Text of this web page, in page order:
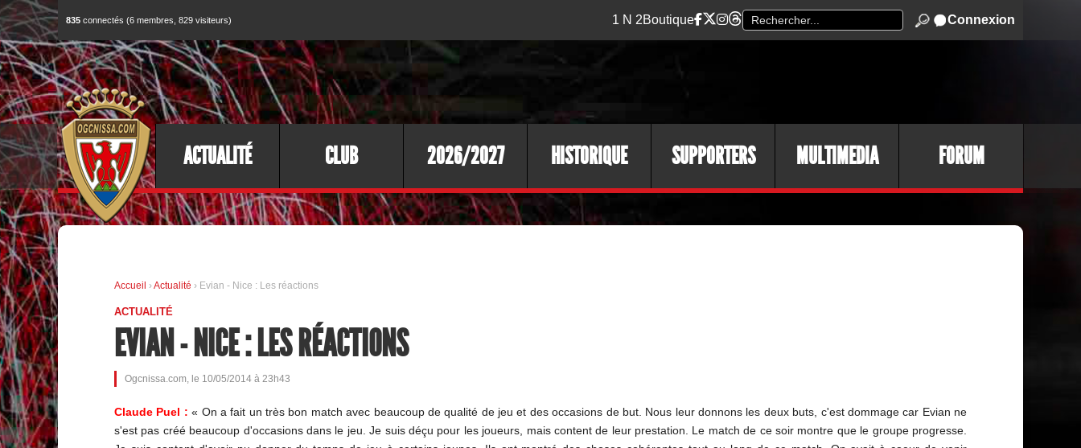
835 connectés (6 membres, 829 visiteurs) 1 N 2Boutique Connexion
ACTUALITÉ CLUB 2026/2027 HISTORIQUE SUPPORTERS MULTIMEDIA FORUM
Accueil ›Actualité › Evian - Nice : Les réactions
ACTUALITÉ
EVIAN - NICE : LES RÉACTIONS
Ogcnissa.com, le 10/05/2014 à 23h43
Claude Puel : « On a fait un très bon match avec beaucoup de qualité de jeu et des occasions de but. Nous leur donnons les deux buts, c'est dommage car Evian ne
s'est pas créé beaucoup d'occasions dans le jeu. Je suis déçu pour les joueurs, mais content de leur prestation. Le match de ce soir montre que le groupe progresse.